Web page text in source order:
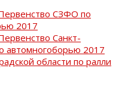
СЗФО по
2017
Санкт-
автомногоборью 2017
области по ралли